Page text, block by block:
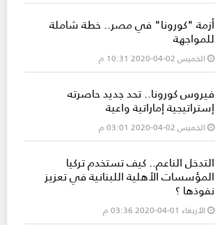
أزمة "كورونا" في مصر.. خطة شاملة
للمواجهة
الخميس 02-04-2020 10:31 م
فيروس كورونا.. تحد جديد حاصرته
إستراتيجية إماراتية واعية
الخميس 02-04-2020 03:01 م
التدخل الناعم.. كيف تستخدم تركيا
المؤسسات الأهلية اللبنانية في تعزيز
نفوذها ؟
الأربعاء 01-04-2020 03:36 م